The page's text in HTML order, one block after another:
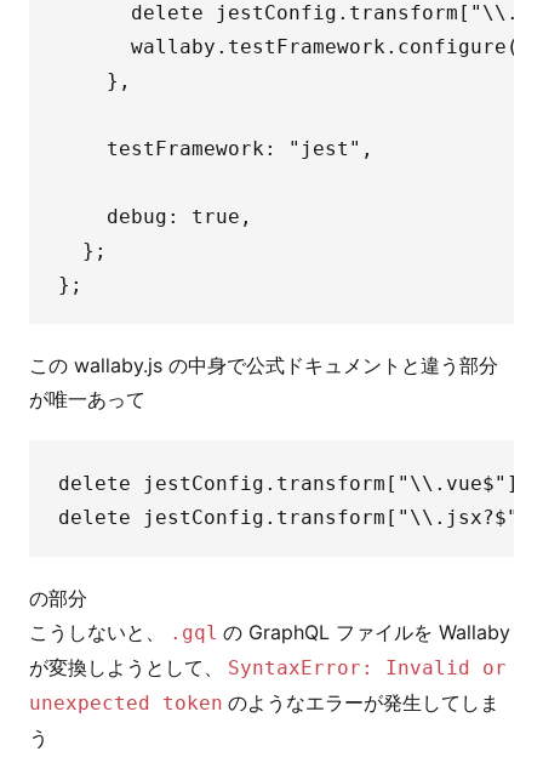
delete
    },
    testFramework: "jest",
    debug: true,
  };
この wallaby.js の中身で公式ドキュメントと違う部分
が唯一あって
delete jestConfig.transform["\\.vue$"];
の部分
こうしないと、
.gql の GraphQL ファイルを Wallaby
が変換しようとして、
SyntaxError: Invalid or
unexpected token のようなエラーが発生してしま
う